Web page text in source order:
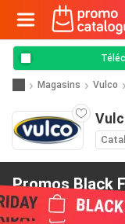
Magasins Vulco
Promos Black
de Vulco